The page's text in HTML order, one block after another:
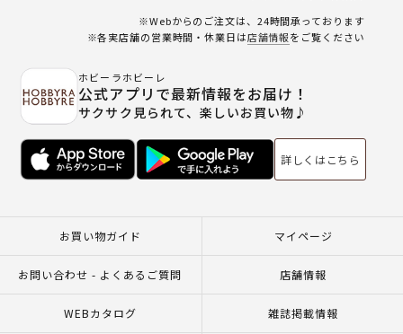
※Webからのご注文は、24時間承っております
※各実店舗の営業時間・休業日は店舗情報をご覧ください
ホビーラホビーレ
公式アプリで最新情報をお届け！
サクサク見られて、楽しいお買い物♪
詳しくはこちら
お買い物ガイド マイページ
お問い合わせ - よくあるご質問 店舗情報
WEBカタログ 雑誌掲載情報